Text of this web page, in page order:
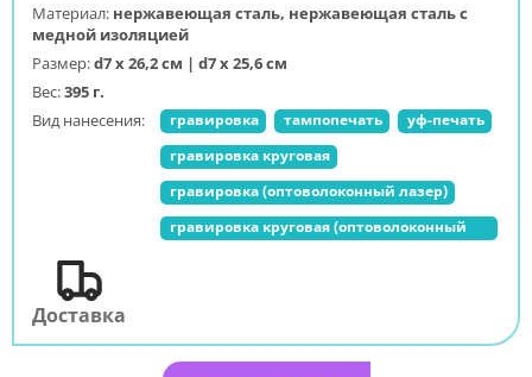
Материал: нержавеющая сталь, нержавеющая сталь с
медной изоляцией
Размер:d7 х 26,2 см | d7 х 25,6 см
Вес:395 г.
Вид нанесения:
гравировка тампопечать
уф-печать
гравировка круговая
гравировка (оптоволоконный лазер)
гравировка круговая (оптоволоконный
лазер)
Доставка